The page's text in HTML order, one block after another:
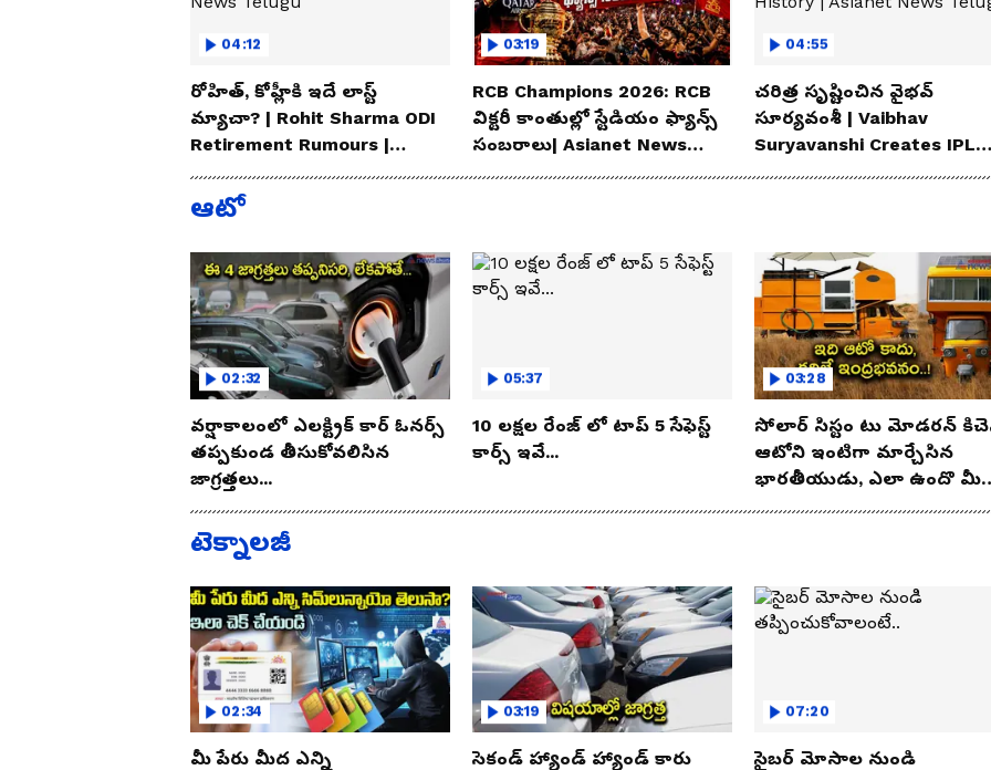
04:12
రోహిత్, కోహ్లీకి ఇదే లాస్ట్
మ్యాచా? | Rohit Sharma ODI
Retirement Rumours |
Asianet News Telugu
03:19
RCB Champions 2026: RCB
విక్టరీ కాంతుల్లో స్టేడియం ఫ్యాన్స్
సంబరాలు| Asianet News
Telugu
04:55
చరిత్ర సృష్టించిన వైభవ్
సూర్యవంశీ | Vaibhav
Suryavanshi Creates IPL
History | Asianet News
ఆటో
02:32
వర్షాకాలంలో ఎలక్ట్రిక్ కార్ ఓనర్స్
తప్పకుండ తీసుకోవలిసిన
జాగ్రత్తలు...
05:37
10 లక్షల రేంజ్ లో టాప్ 5 సేఫెస్ట్
కార్స్ ఇవే...
03:28
సోలార్ సిస్టం టు మోడరన్
ఆటోని ఇంటిగా మార్చేసిన
భారతీయుడు, ఎలా ఉందొ
టెక్నాలజీ
02:34
మీ పేరు మీద ఎన్ని
03:19
సెకండ్ హ్యాండ్ హ్యాండ్ కారు
07:20
సైబర్ మోసాల నుండి